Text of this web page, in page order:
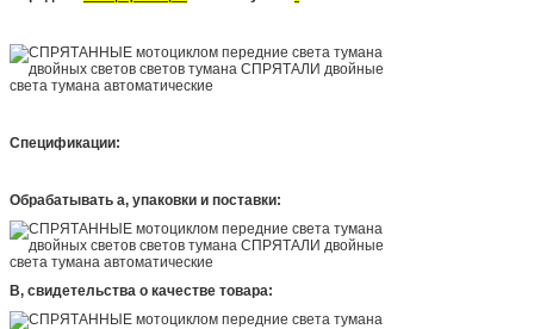
Спецификации:
Обрабатывать a, упаковки и поставки:
B, свидетельства о качестве товара: